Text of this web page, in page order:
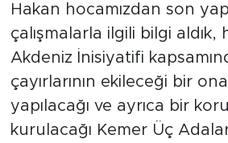
Hakan hocamızdan son
çalışmalarla ilgili bilgi aldık,
Akdeniz İnisiyatifi
çayırlarının ekileceği bir
yapılacağı ve ayrıca bir
kurulacağı Kemer Üç